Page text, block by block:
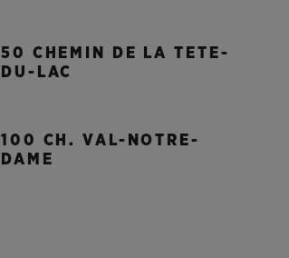
50 CHEMIN DE LA TETE-
DU-LAC
100 CH. VAL-NOTRE-
DAME